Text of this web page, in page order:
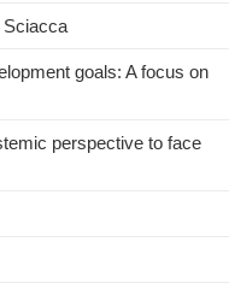
Sciacca
goals: A focus on
perspective to face